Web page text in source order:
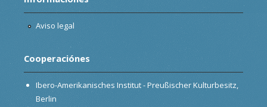
Aviso legal
Cooperaciónes
Ibero-Amerikanisches Institut - Preußischer Kulturbesitz,
Berlin